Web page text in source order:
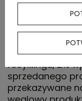
Torba na
regulowany
wykonana z
znacznik
wykorzystane
recyklingu, 2%
sprzedanego
przekazywane